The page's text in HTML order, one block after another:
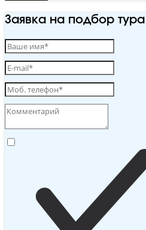
Заявка на подбор тура